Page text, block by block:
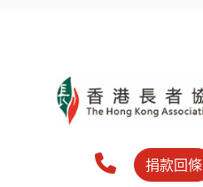
捐款回條